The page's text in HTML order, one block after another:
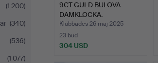
(1 200)
(340)
(536)
(1 077)
9CT GULD BULOVA
DAMKLOCKA.
Klubbades 26 maj 2025
23 bud
304 USD